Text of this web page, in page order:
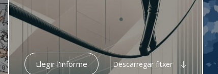
Llegir l'informe Descarregar fitxer